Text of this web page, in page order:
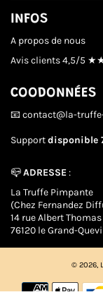
INFOS
A propos de nous
Avis clients4,5/5
COODONNÉES
📧 contact@la-
Supportdisponible
📪ADRESSE:
La Truffe Pimpante
(Chez Fernandez
14 rue Albert Thomas
76120 le Grand-
© 2026,